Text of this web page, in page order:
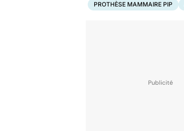
PROTHÈSE MAMMAIRE PIP